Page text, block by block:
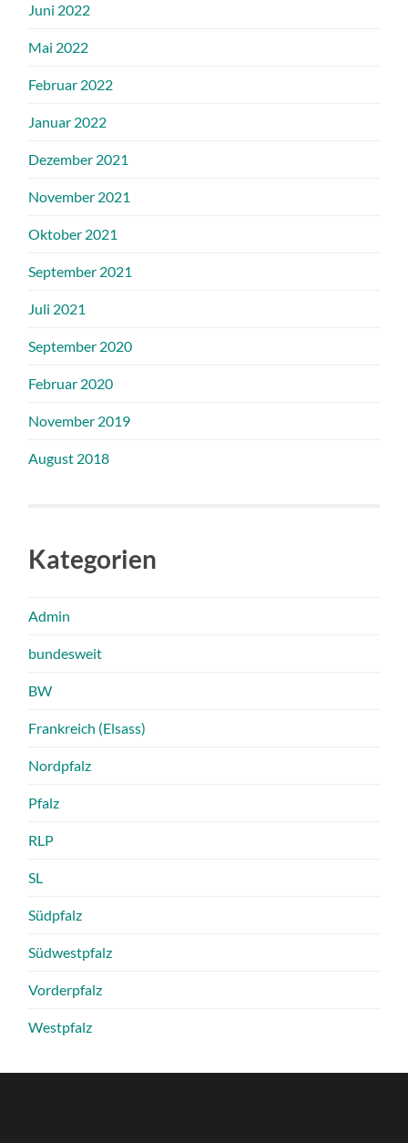
Juni 2022
Mai 2022
Februar 2022
Januar 2022
Dezember 2021
November 2021
Oktober 2021
September 2021
Juli 2021
September 2020
Februar 2020
November 2019
August 2018
Kategorien
Admin
bundesweit
BW
Frankreich (Elsass)
Nordpfalz
Pfalz
RLP
SL
Südpfalz
Südwestpfalz
Vorderpfalz
Westpfalz